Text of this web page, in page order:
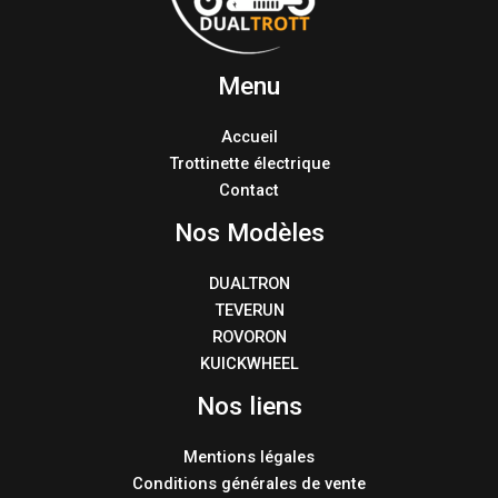
Menu
Accueil
Trottinette électrique
Contact
Nos Modèles
DUALTRON
TEVERUN
ROVORON
KUICKWHEEL
Nos liens
Mentions légales
Conditions générales de vente